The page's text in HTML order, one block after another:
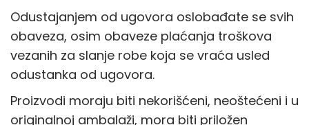
Odustajanjem od ugovora oslobađate se svih
obaveza, osim obaveze plaćanja troškova
vezanih za slanje robe koja se vraća usled
odustanka od ugovora.
Proizvodi moraju biti nekorišćeni, neoštećeni i u
originalnoj ambalaži, mora biti priložen